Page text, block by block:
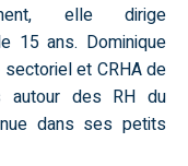
elle dirige
15 ans. Dominique
et CRHA de
autour des RH du
dans ses petits